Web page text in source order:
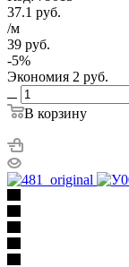
37.1 руб.
/м
39 руб.
-5%
Экономия 2 руб.
В корзину